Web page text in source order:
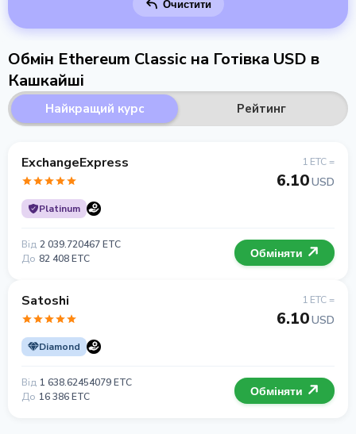
Очистити
Обмін Ethereum Classic на Готівка USD в
Кашкайші
Найкращий курс Рейтинг
ExchangeExpress
Platinum
1 ETC =
6.10USD
Від 2 039.720467 ETC
До 82 408 ETC Обміняти
Satoshi
Diamond
1 ETC =
6.10USD
Від 1 638.62454079 ETC
До 16 386 ETC Обміняти